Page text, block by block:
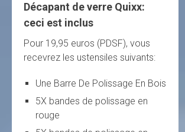
Décapant de verre Quixx:
ceci est inclus
Pour 19,95 euros (PDSF), vous
recevrez les ustensiles suivants:
Une Barre De Polissage En Bois
5X bandes de polissage en
rouge